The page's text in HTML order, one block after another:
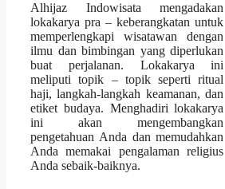
Alhijaz Indowisata mengadakan
lokakarya pra – keberangkatan untuk
memperlengkapi wisatawan dengan
ilmu dan bimbingan yang diperlukan
buat perjalanan. Lokakarya ini
meliputi topik – topik seperti ritual
haji, langkah-langkah keamanan, dan
etiket budaya. Menghadiri lokakarya
ini akan mengembangkan
pengetahuan Anda dan memudahkan
Anda memakai pengalaman religius
Anda sebaik-baiknya.